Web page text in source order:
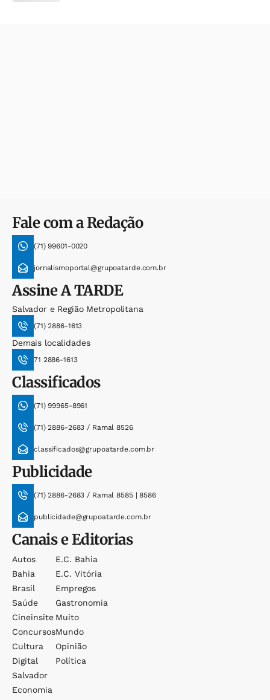
Fale com a Redação
(71) 99601-0020
jornalismoportal@grupoatarde.com.br
AssineA TARDE
Salvador e Região Metropolitana
(71) 2886-1613
Demais localidades
71 2886-1613
Classificados
(71) 99965-8961
(71) 2886-2683 / Ramal 8526
classificados@grupoatarde.com.br
Publicidade
(71) 2886-2683 / Ramal 8585 | 8586
publicidade@grupoatarde.com.br
Canais e Editorias
Autos
Bahia
Brasil
Saúde
Cineinsite
Concursos
Cultura
Digital
Salvador
Economia
E.c. Bahia
E.c. Vitória
Empregos
Gastronomia
Muito
Mundo
Opinião
Política